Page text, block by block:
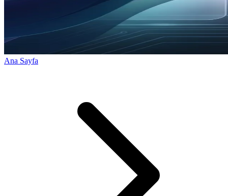
Ana Sayfa